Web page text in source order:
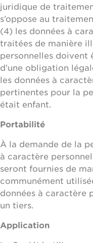
juridique de
s’oppose au
(4) les données à
traitées de manière
personnelles doivent
d’une obligation
les données à
pertinentes pour la
était enfant.
Portabilité
À la demande de la
à caractère
seront fournies de
communément
données à caractère
un tiers.
Application